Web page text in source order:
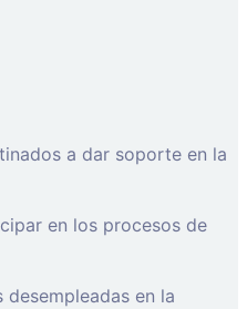
a dar soporte en la
en los procesos de
en la